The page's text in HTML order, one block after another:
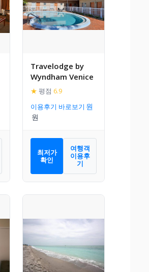
Travelodge by
Wyndham Venice
★ 평점 6.9
이용후기 바로보기
최저가
확인
여행객
이용후
기